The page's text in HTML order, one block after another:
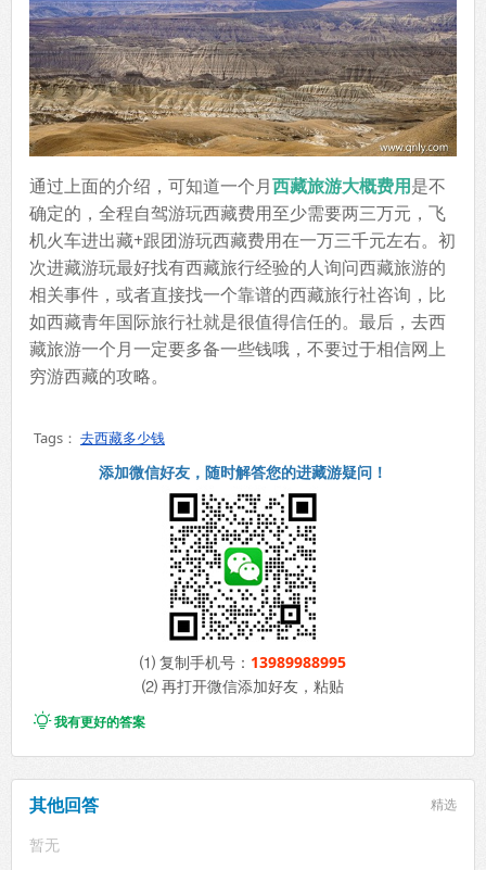
通过上面的介绍，可知道一个月西藏旅游大概费用是不
确定的，全程自驾游玩西藏费用至少需要两三万元，飞
机火车进出藏+跟团游玩西藏费用在一万三千元左右。初
次进藏游玩最好找有西藏旅行经验的人询问西藏旅游的
相关事件，或者直接找一个靠谱的西藏旅行社咨询，比
如西藏青年国际旅行社就是很值得信任的。最后，去西
藏旅游一个月一定要多备一些钱哦，不要过于相信网上
穷游西藏的攻略。
Tags： 去西藏多少钱
添加微信好友，随时解答您的进藏游疑问！
⑴ 复制手机号： 13989988995
⑵ 再打开微信添加好友，粘贴
我有更好的答案
其他回答 精选
暂无